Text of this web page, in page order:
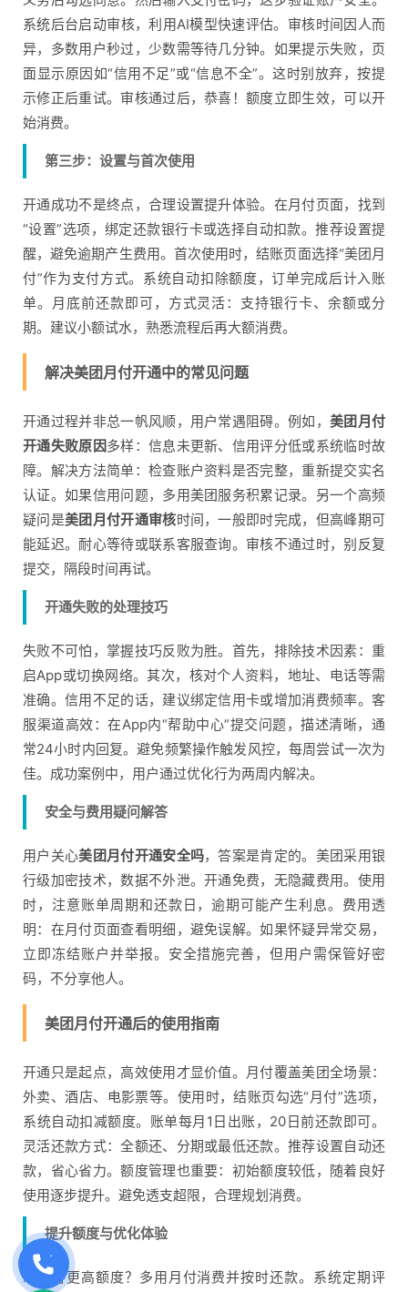
系统后台启动审核，利用AI模型快速评估。审核时间因人而
异，多数用户秒过，少数需等待几分钟。如果提示失败，页
面显示原因如“信用不足”或“信息不全”。这时别放弃，按提
示修正后重试。审核通过后，恭喜！额度立即生效，可以开
始消费。
第三步：设置与首次使用
开通成功不是终点，合理设置提升体验。在月付页面，找到
“设置”选项，绑定还款银行卡或选择自动扣款。推荐设置提
醒，避免逾期产生费用。首次使用时，结账页面选择“美团月
付”作为支付方式。系统自动扣除额度，订单完成后计入账
单。月底前还款即可，方式灵活：支持银行卡、余额或分
期。建议小额试水，熟悉流程后再大额消费。
解决美团月付开通中的常见问题
开通过程并非总一帆风顺，用户常遇阻碍。例如，美团月付
开通失败原因多样：信息未更新、信用评分低或系统临时故
障。解决方法简单：检查账户资料是否完整，重新提交实名
认证。如果信用问题，多用美团服务积累记录。另一个高频
疑问是美团月付开通审核时间，一般即时完成，但高峰期可
能延迟。耐心等待或联系客服查询。审核不通过时，别反复
提交，隔段时间再试。
开通失败的处理技巧
失败不可怕，掌握技巧反败为胜。首先，排除技术因素：重
启App或切换网络。其次，核对个人资料，地址、电话等需
准确。信用不足的话，建议绑定信用卡或增加消费频率。客
服渠道高效：在App内“帮助中心”提交问题，描述清晰，通
常24小时内回复。避免频繁操作触发风控，每周尝试一次为
佳。成功案例中，用户通过优化行为两周内解决。
安全与费用疑问解答
用户关心美团月付开通安全吗，答案是肯定的。美团采用银
行级加密技术，数据不外泄。开通免费，无隐藏费用。使用
时，注意账单周期和还款日，逾期可能产生利息。费用透
明：在月付页面查看明细，避免误解。如果怀疑异常交易，
立即冻结账户并举报。安全措施完善，但用户需保管好密
码，不分享他人。
美团月付开通后的使用指南
开通只是起点，高效使用才显价值。月付覆盖美团全场景：
外卖、酒店、电影票等。使用时，结账页勾选“月付”选项，
系统自动扣减额度。账单每月1日出账，20日前还款即可。
灵活还款方式：全额还、分期或最低还款。推荐设置自动还
款，省心省力。额度管理也重要：初始额度较低，随着良好
使用逐步提升。避免透支超限，合理规划消费。
提升额度与优化体验
想获得更高额度？多用月付消费并按时还款。系统定期评